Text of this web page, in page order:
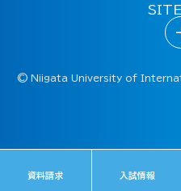
©Niigata University of
資料請求 入試情報